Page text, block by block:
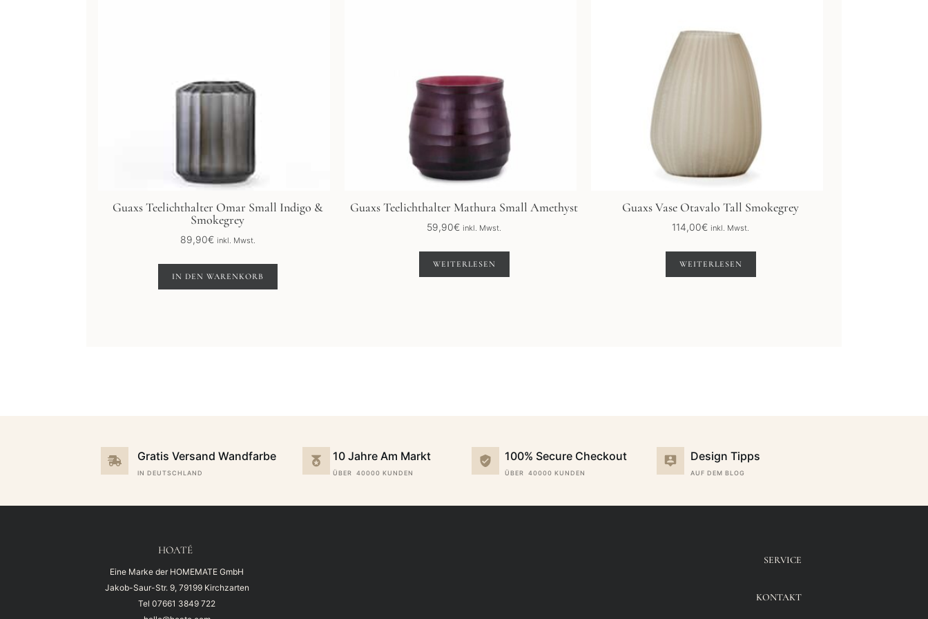
Guaxs Teelichthalter Omar Small Indigo &
Smokegrey
89,90€ inkl. Mwst.
IN DEN WARENKORB
Guaxs Teelichthalter Mathura Small Amethyst
59,90€ inkl. Mwst.
WEITERLESEN
Guaxs Vase Otavalo Tall Smokegrey
114,00€ inkl. Mwst.
WEITERLESEN
Gratis Versand Wandfarbe
IN DEUTSCHLAND
10 Jahre Am Markt
ÜBER 40000 KUNDEN
100% Secure Checkout
ÜBER 40000 KUNDEN
Design Tipps
AUF DEM BLOG
HOATÉ
Eine Marke der HOMEMATE GmbH
Jakob-Saur-Str. 9, 79199 Kirchzarten
Tel07661 3849 722
SERVICE
KONTAKT